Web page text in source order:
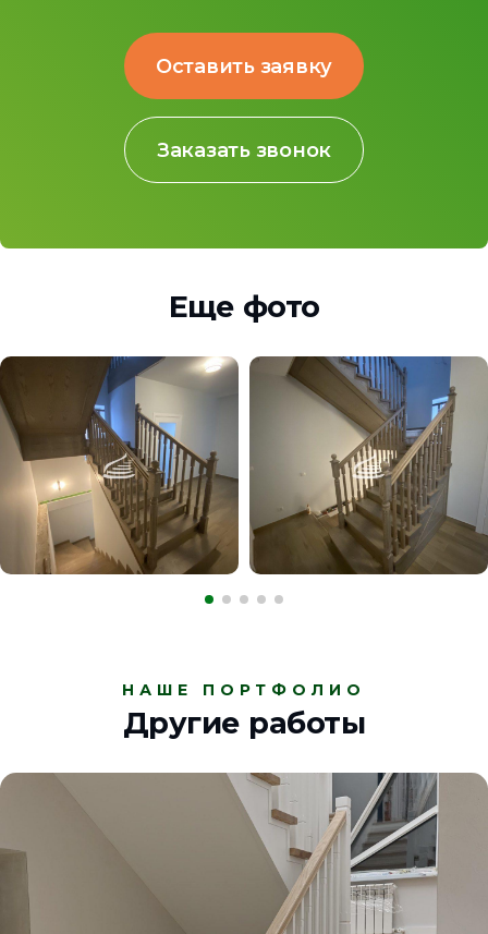
Оставить заявку
Заказать звонок
Еще фото
НАШЕ ПОРТФОЛИО
Другие работы